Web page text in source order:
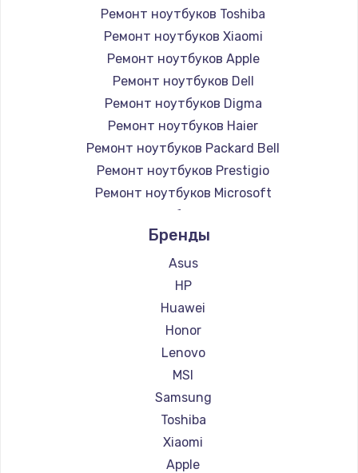
Ремонт ноутбуков Toshiba
Ремонт ноутбуков Xiaomi
Ремонт ноутбуков Apple
Ремонт ноутбуков Dell
Ремонт ноутбуков Digma
Ремонт ноутбуков Haier
Ремонт ноутбуков Packard Bell
Ремонт ноутбуков Prestigio
Ремонт ноутбуков Microsoft
Ремонт ноутбуков Alienware
Ремонт ноутбуков Aquarius
Ремонт ноутбуков Gigabyte
Ремонт ноутбуков Aorus
Ремонт ноутбуков Maibenben
Ремонт ноутбуков Getac
Ремонт ноутбуков Epson
Ремонт ноутбуков Philips
Ремонт ноутбуков LG
Ремонт ноутбуков Panasonic
Ремонт ноутбуков Irbis
Ремонт ноутбуков Thunderobot
Бренды
Asus
HP
Huawei
Honor
Lenovo
MSI
Samsung
Toshiba
Xiaomi
Apple